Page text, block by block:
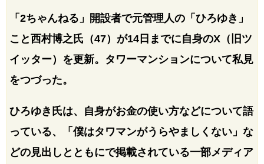
「2ちゃんねる」開設者で元管理人の「ひろゆき」
こと西村博之氏（47）が14日までに自身のX（旧ツ
イッター）を更新。タワーマンションについて私見
をつづった。
ひろゆき氏は、自身がお金の使い方などについて語
っている、「僕はタワマンがうらやましくない」な
どの見出しとともにで掲載されている一部メディア